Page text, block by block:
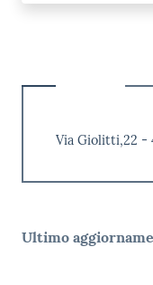
Via Giolitti,22 -
Ultimo